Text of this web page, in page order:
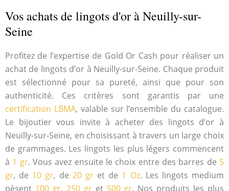
Vos achats de lingots d'or à Neuilly-sur-
Seine
Profitez de l’expertise de Gold Or Cash pour réaliser un
achat de lingots d’or à Neuilly-sur-Seine. Chaque produit
est sélectionné pour sa pureté, ainsi que pour son
authenticité. Ces critères sont garantis par une
certification LBMA, valable sur l’ensemble du catalogue.
Le bijoutier vous invite à acheter des lingots d’or à
Neuilly-sur-Seine, en choisissant à travers un large choix
de grammages. Les lingots les plus légers commencent
à 1 gr. Vous avez ensuite le choix entre des barres de 5
gr, de 10 gr, de 20 gret de 1 Oz. Les lingots medium
pèsent 100 gr, 250 gret 500 gr. Nos produits les plus